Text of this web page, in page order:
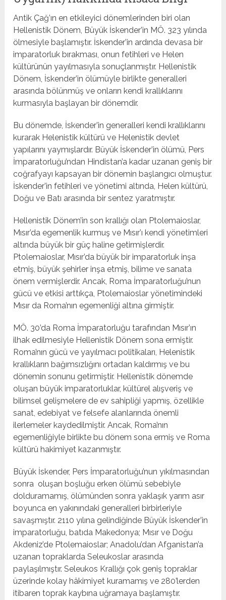
Antik Çağ’ın en etkileyici dönemlerinden biri olan
Hellenistik Dönem, Büyük İskender’in MÖ. 323 yılında
ölmesiyle başlamıştır. İskender’in ardında devasa bir
imparatorluk bırakması, onun fetihleri ve Helen
kültürünün yayılmasıyla sonuçlanmıştır. Hellenistik
Dönem, İskender’in ölümüyle birlikte generalleri
arasında bölünmüş ve onların kendi krallıklarını
kurmasıyla başlayan bir dönemdir.
Bu dönemde, İskender’in generalleri kendi krallıklarını
kurarak Helenistik kültürü ve Helenistik devlet
yapılarını yaymışlardır. Büyük İskender’in ölümü, Pers
İmparatorluğu’ndan Hindistan’a kadar uzanan geniş bir
coğrafyayı kapsayan bir dönemin başlangıcı olmuştur.
İskender’in fetihleri ve yönetimi altında, Helen kültürü,
Doğu ve Batı arasında bir sentez yaratmıştır.
Hellenistik Dönem’in son krallığı olan Ptolemaioslar,
Mısır’da egemenlik kurmuş ve Mısır’ı kendi yönetimleri
altında büyük bir güç haline getirmişlerdir.
Ptolemaioslar, Mısır’da büyük bir imparatorluk inşa
etmiş, büyük şehirler inşa etmiş, bilime ve sanata
önem vermişlerdir. Ancak, Roma İmparatorluğu’nun
gücü ve etkisi arttıkça, Ptolemaioslar yönetimindeki
Mısır da Roma’nın egemenliği altına girmiştir.
MÖ. 30’da Roma İmparatorluğu tarafından Mısır’ın
ilhak edilmesiyle Hellenistik Dönem sona ermiştir.
Roma’nın gücü ve yayılmacı politikaları, Helenistik
krallıkların bağımsızlığını ortadan kaldırmış ve bu
dönemin sonunu getirmiştir. Hellenistik dönemde
oluşan büyük imparatorluklar, kültürel alışveriş ve
bilimsel gelişmelere de ev sahipliği yapmış, özellikle
sanat, edebiyat ve felsefe alanlarında önemli
ilerlemeler kaydedilmiştir. Ancak, Roma’nın
egemenliğiyle birlikte bu dönem sona ermiş ve Roma
kültürü hakimiyet kazanmıştır.
Büyük İskender, Pers İmparatorluğu’nun yıkılmasından
sonra oluşan boşluğu erken ölümü sebebiyle
dolduramamış, ölümünden sonra yaklaşık yarım asır
boyunca en yakınındaki generalleri birbirleriyle
savaşmıştır. 2110 yılına gelindiğinde Büyük İskender’in
imparatorluğu, batıda Makedonya; Mısır ve Doğu
Akdeniz’de Ptolemaioslar; Anadolu’dan Afganistan’a
uzanan topraklarda Seleukoslar arasında
paylaşılmıştır. Seleukos Krallığı çok geniş topraklar
üzerinde kolay hâkimiyet kuramamış ve 280’lerden
itibaren toprak kaybına uğramaya başlamıştır.